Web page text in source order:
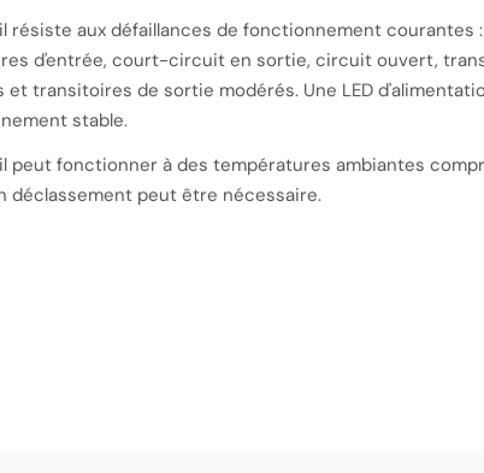
résiste aux défaillances de fonctionnement
d'entrée, court-circuit en sortie, circuit ouvert,
et transitoires de sortie modérés. Une LED
stable.
peut fonctionner à des températures ambiantes
déclassement peut être nécessaire.